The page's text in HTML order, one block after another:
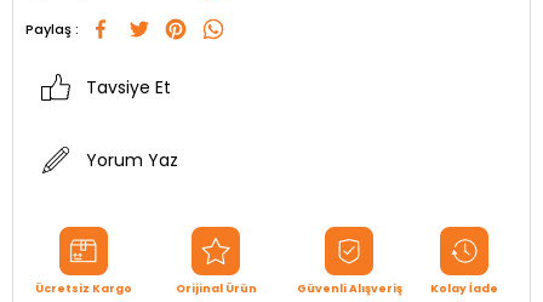
Paylaş :
Tavsiye Et
Yorum Yaz
Ücretsiz Kargo
Orijinal Ürün
Güvenli Alışveriş
Kolay İade